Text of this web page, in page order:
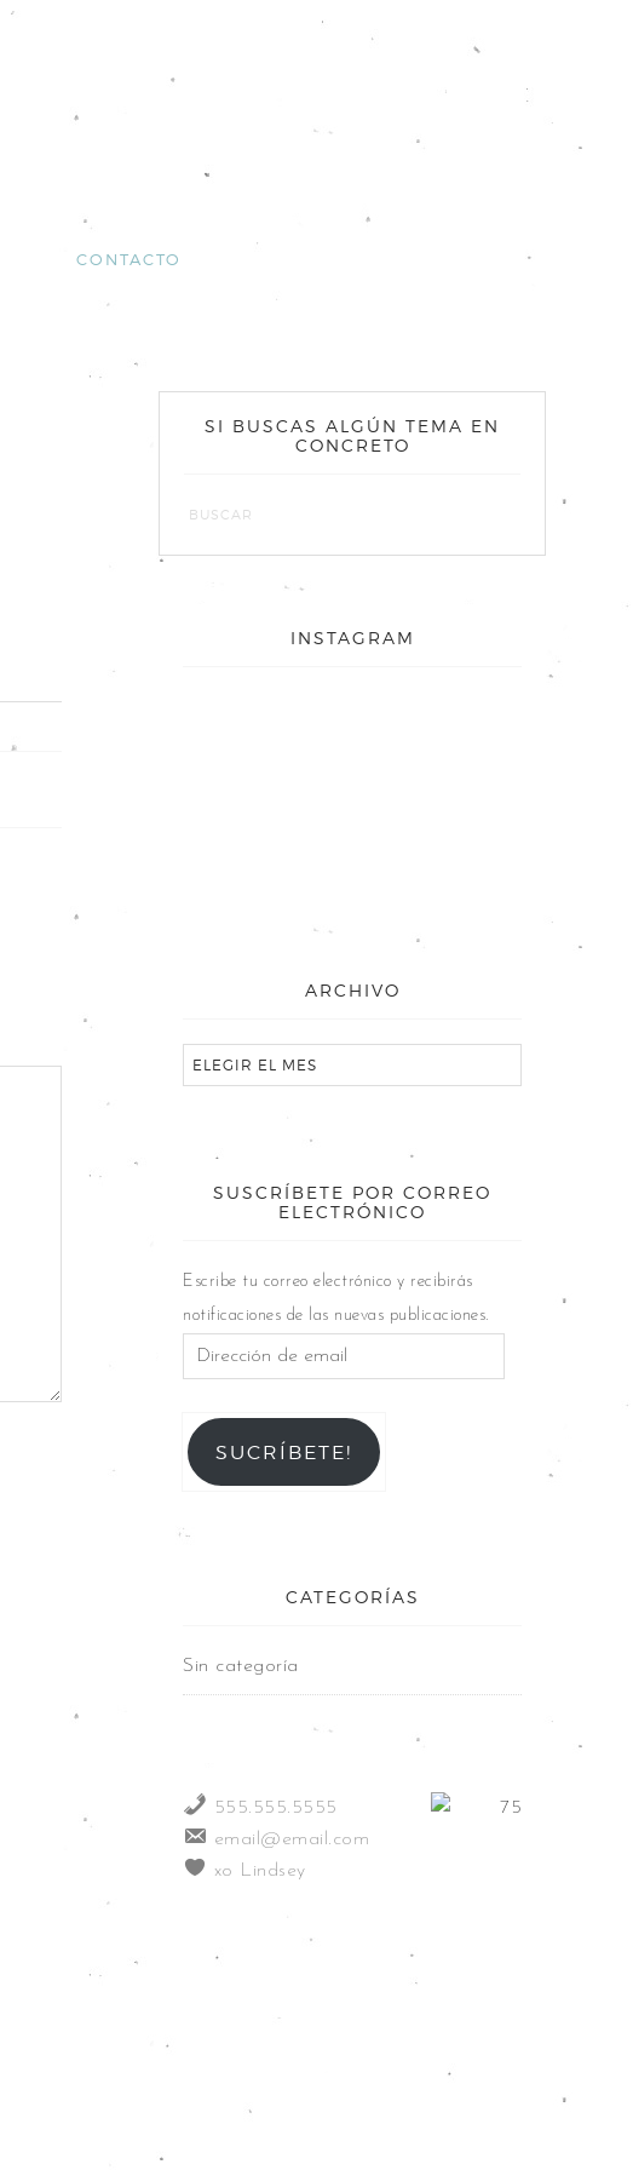
CONTACTO
SI BUSCAS ALGÚN TEMA EN
CONCRETO
INSTAGRAM
ARCHIVO
SUSCRÍBETE POR CORREO
ELECTRÓNICO
Escribe tu correo electrónico y recibirás
notificaciones de las nuevas publicaciones.
SUCRÍBETE!
CATEGORÍAS
Sin categoría
555.555.5555
email@email.com
xo Lindsey